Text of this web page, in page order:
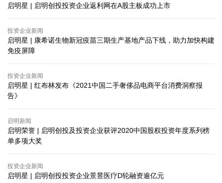
启明星 | ​启明创投投资企业返利网在A股主板成功上市
投资企业新闻
启明星 | ​康希诺生物新冠疫苗三期生产基地产品下线，助力加快构建
免疫屏障
投资企业新闻
启明星 | ​红布林发布《2021中国二手奢侈品电商平台消费洞察报
告》
启明新闻
启明荣誉 | 启明创投及投资企业获评2020中国股权投资年度系列榜
单多项大奖
投资企业新闻
启明星 | 启明创投投资企业景昱医疗D轮融资逾亿元